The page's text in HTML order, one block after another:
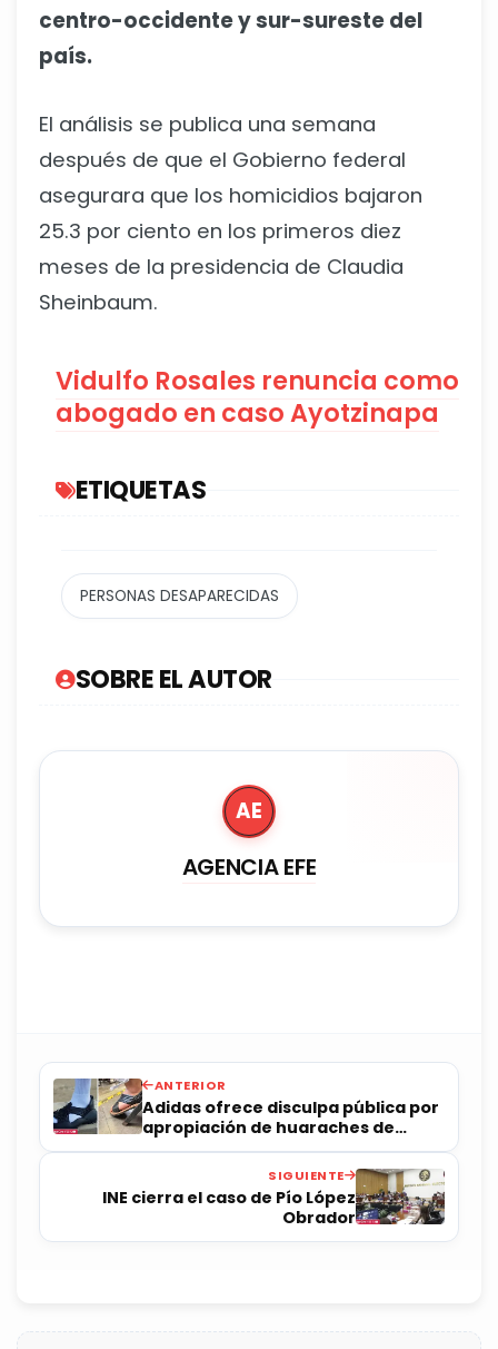
centro-occidente y sur-sureste del
país.
El análisis se publica una semana
después de que el Gobierno federal
asegurara que los homicidios bajaron
25.3 por ciento en los primeros diez
meses de la presidencia de Claudia
Sheinbaum.
Vidulfo Rosales renuncia como
abogado en caso Ayotzinapa
ETIQUETAS
PERSONAS DESAPARECIDAS
SOBRE EL AUTOR
AE
AGENCIA EFE
ANTERIOR
Adidas ofrece disculpa pública por
apropiación de huaraches de
Oaxaca
SIGUIENTE
INE cierra el caso de Pío López
Obrador